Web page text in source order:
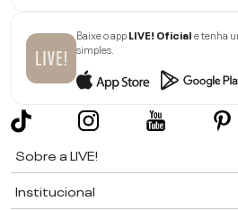
Baixe o appLIVE! Oficiale tenha
simples.
Sobre a LIVE!
Institucional